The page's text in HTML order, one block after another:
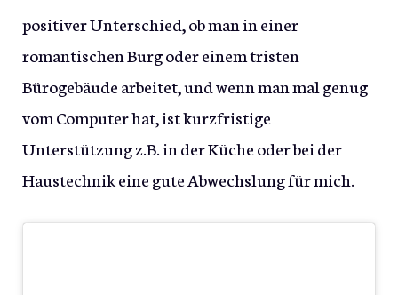
positiver Unterschied, ob man in einer
romantischen Burg oder einem tristen
Bürogebäude arbeitet, und wenn man mal genug
vom Computer hat, ist kurzfristige
Unterstützung z.B. in der Küche oder bei der
Haustechnik eine gute Abwechslung für mich.